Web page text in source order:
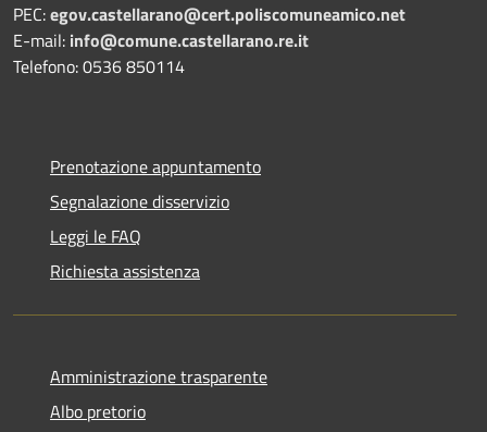
PEC:egov.castellarano@cert.poliscomuneamico.net
E-mail: info@comune.castellarano.re.it
Telefono: 0536 850114
Prenotazione appuntamento
Segnalazione disservizio
Leggi le FAQ
Richiesta assistenza
Amministrazione trasparente
Albo pretorio